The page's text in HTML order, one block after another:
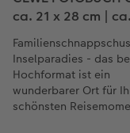
ca. 21 x 28 cm |
Inselparadies - das
Hochformat ist ein
wunderbarer Ort für
schönsten